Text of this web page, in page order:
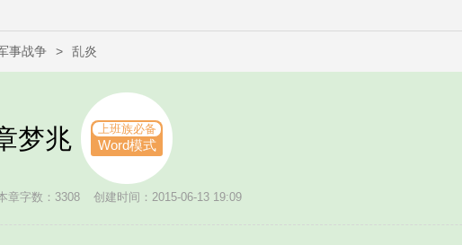
事战争 > 乱炎
梦兆 上班族必备
Word模式
章字数：3308 创建时间：2015-06-13 19:09